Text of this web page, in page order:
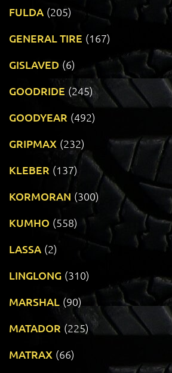
FULDA (205)
GENERAL TIRE (167)
GISLAVED (6)
GOODRIDE (245)
GOODYEAR (492)
GRIPMAX (232)
KLEBER (137)
KORMORAN (300)
KUMHO (558)
LASSA (2)
LINGLONG (310)
MARSHAL (90)
MATADOR (225)
MATRAX (66)